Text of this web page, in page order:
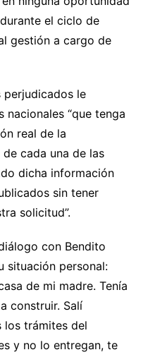
el ciclo de
gestión a cargo de
perjudicados le
nacionales “que tenga
real de la
cada una de las
dicha información
sin tener
solicitud”.
con Bendito
situación personal:
de mi madre. Tenía
construir. Salí
trámites del
y no lo entregan, te